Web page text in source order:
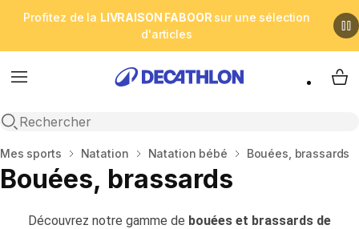
Profitez de la LIVRAISON FABOOR sur une sélection
d'articles
Menu
Open search
My
Accueil
Mes sports Natation Natation bébé Bouées, brassards
Bouées, brassards
Découvrez notre gamme de bouées et brassards de